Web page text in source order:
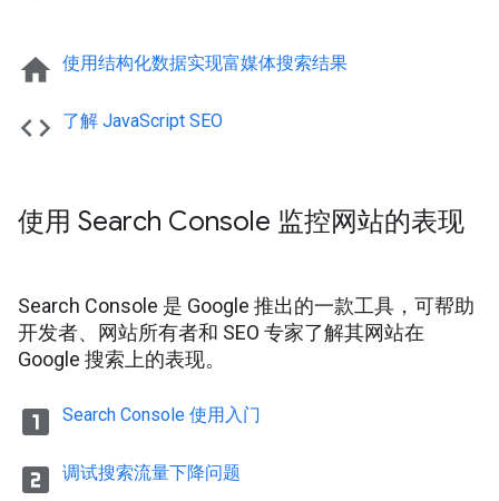
home 使用结构化数据实现富媒体搜索结果
code 了解 JavaScript SEO
使用 Search Console 监控网站的表现
Search Console 是 Google 推出的一款工具，可帮助
开发者、网站所有者和 SEO 专家了解其网站在
Google 搜索上的表现。
looks_one Search Console 使用入门
looks_two 调试搜索流量下降问题